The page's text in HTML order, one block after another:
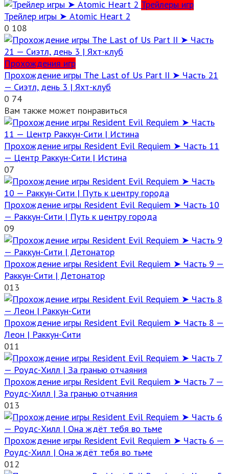
Трейлеры игр
Трейлер игры ➤ Atomic Heart 2
0 108
Прохождения игр
Прохождение игры The Last of Us Part II ➤ Часть 21
— Сиэтл, день 3 | Яхт-клуб
0 74
Вам также может понравиться
Прохождение игры Resident Evil Requiem ➤ Часть 11
— Центр Раккун-Сити | Истина
07
Прохождение игры Resident Evil Requiem ➤ Часть 10
— Раккун-Сити | Путь к центру города
09
Прохождение игры Resident Evil Requiem ➤ Часть 9 —
Раккун-Сити | Детонатор
013
Прохождение игры Resident Evil Requiem ➤ Часть 8 —
Леон | Раккун-Сити
011
Прохождение игры Resident Evil Requiem ➤ Часть 7 —
Роудс-Хилл | За гранью отчаяния
013
Прохождение игры Resident Evil Requiem ➤ Часть 6 —
Роудс-Хилл | Она ждёт тебя во тьме
012